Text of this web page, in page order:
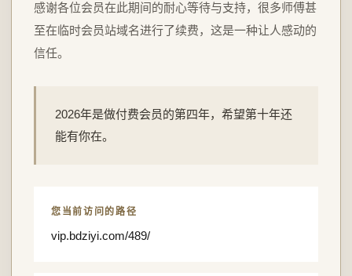
感谢各位会员在此期间的耐心等待与支持，很多师傅甚
至在临时会员站域名进行了续费，这是一种让人感动的
信任。
2026年是做付费会员的第四年，希望第十年还
能有你在。
您当前访问的路径
vip.bdziyi.com/489/